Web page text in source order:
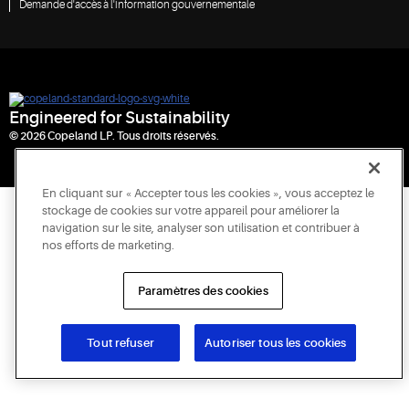
Demande d'accès à l'information gouvernementale
Engineered for Sustainability
© 2026 Copeland LP. Tous droits réservés.
En cliquant sur « Accepter tous les cookies », vous acceptez le
stockage de cookies sur votre appareil pour améliorer la
navigation sur le site, analyser son utilisation et contribuer à
nos efforts de marketing.
Paramètres des cookies
Tout refuser Autoriser tous les cookies